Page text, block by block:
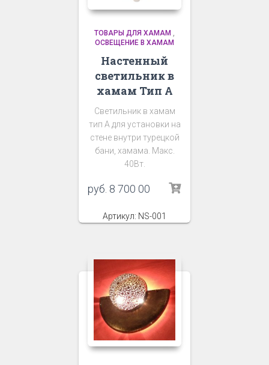
ТОВАРЫ ДЛЯ ХАМАМ ,
ОСВЕЩЕНИЕ В ХАМАМ
Настенный
светильник в
хамам Тип А
Светильник в хамам
тип А для установки на
стене внутри турецкой
бани, хамама. Макс.
40Вт.
руб. 8 700 00
Артикул: NS-001